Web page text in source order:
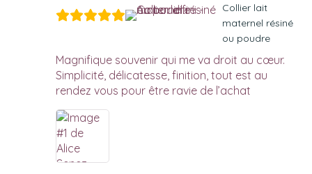
Collier lait
maternel résiné
ou poudre
Magnifique souvenir qui me va droit au cœur.
Simplicité, délicatesse, finition, tout est au
rendez vous pour être ravie de l’achat